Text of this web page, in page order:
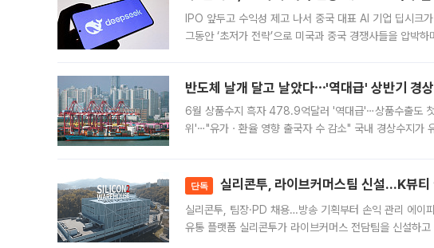
IPO 앞두고 수익성 제고 나서 중국 대표 AI 기업 딥시크
그동안 ‘초저가 전략’으로 미국과 중국 경쟁사들을 압박
반도체 날개 달고 날았다⋯'역대급' 상반기 경
6월 상품수지 흑자 478.9억달러 '역대급'⋯상품수출도
위'⋯"유가ㆍ환율 영향 출국자 수 감소" 국내 경상수지가
단독 실리콘투, 라이브커머스팀 신설…K뷰티
실리콘투, 팀장·PD 채용…방송 기획부터 손익 관리 에이
유통 플랫폼 실리콘투가 라이브커머스 전담팀을 신설하